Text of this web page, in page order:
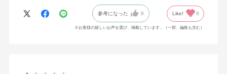
参考になった 0 Like! 0
※お客様の嬉しいお声を選び、掲載しています。（一部、編集も含む）